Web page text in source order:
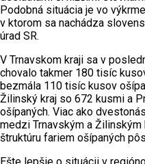
Podobná situácia je vo
v ktorom sa nachádza
úrad SR.
V Trnavskom kraji sa v
chovalo takmer 180 tisíc
bezmála 110 tisíc kusov
Žilinský kraj so 672 kusmi a
ošípaných. Viac ako
medzi Trnavským a
štruktúru fariem ošípaných
Ešte lepšie o situácii v